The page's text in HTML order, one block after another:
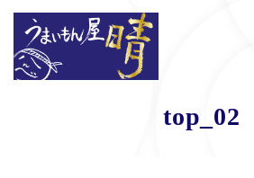
top_02